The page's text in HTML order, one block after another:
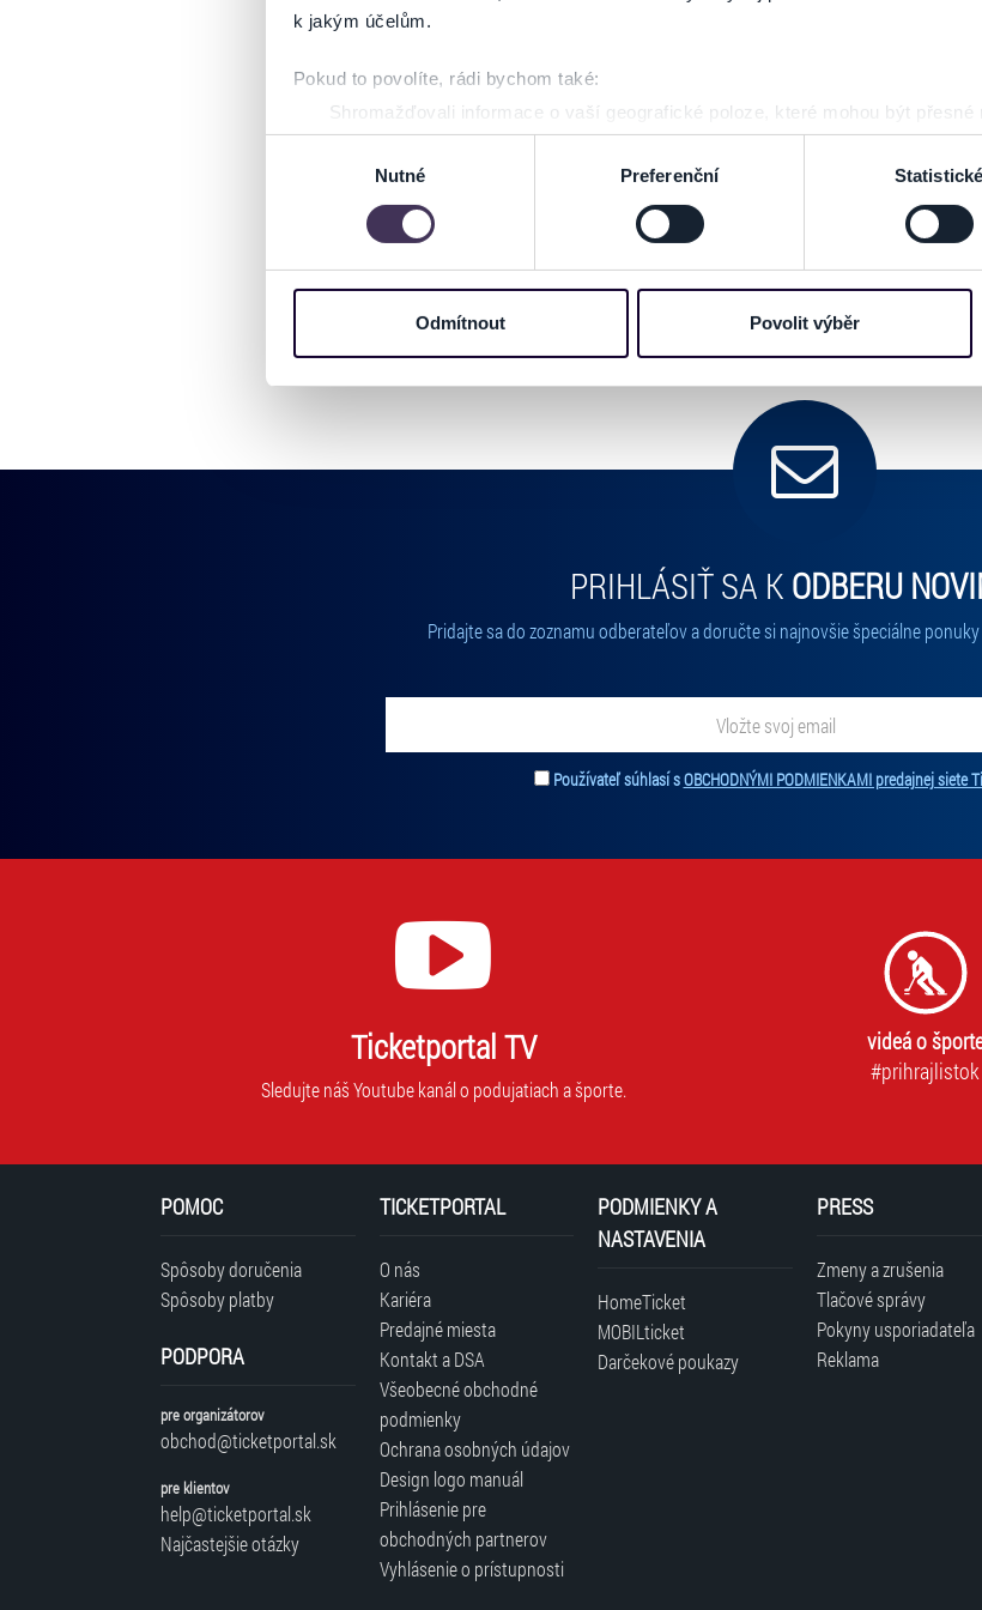
k jakým účelům.
Pokud to povolíte, rádi bychom také:
Shromažďovali informace o vaší geografické poloze, které mohou být přesné
Identifikovali vaše zařízení pomocí aktivního skenování pro konkrétní
Zjistěte více o tom, jak zpracováváme vaše osobní údaje, a nastavte si předvolby
můžete kdykoliv změnit nebo odvolat v části Prohlášení o souborech cookie.
informace o vašem zařízení nebo vaší aktivitě na našich webových stránkách.
osobní údaje. Získané informace používáme např. k analýze návštěvnosti webu
Jaké typy cookies používáme, naleznete níže. Možnosti zpracování upravíte
můžete kdykoliv změnit v zápatí stránky v záložce „Cookies a jejich nastavení“.
Nutné Preferenční Statistické
Odmítnout Povolit výběr
PRIHLÁSIŤ SA K ODBERU
Pridajte sa do zoznamu odberateľov a doručte si najnovšie špeciálne
Zadajte svoju e-mailovú adresu, na ktorú vám budeme zasielať novinky. Vaša adresa nebude zdieľaná s tretími stranami.
Používateľ súhlasí sOBCHODNÝMI PODMIENKAMI predajnej siete
Ticketportal TV
Sledujte náš Youtube kanál o podujatiach a športe.
videá o
#prihrajlistok
POMOC
Spôsoby doručenia
Spôsoby platby
PODPORA
pre organizátorov
obchod@ticketportal.sk
pre klientov
help@ticketportal.sk
Najčastejšie otázky
TICKETPORTAL
O nás
Kariéra
Predajné miesta
Kontakt a DSA
Všeobecné obchodné
podmienky
Ochrana osobných údajov
Design logo manuál
Prihlásenie pre
obchodných partnerov
Vyhlásenie o prístupnosti
PODMIENKY A
NASTAVENIA
HomeTicket
MOBILticket
Darčekové poukazy
PRESS
Zmeny a zrušenia
Tlačové správy
Pokyny usporiadateľa
Reklama